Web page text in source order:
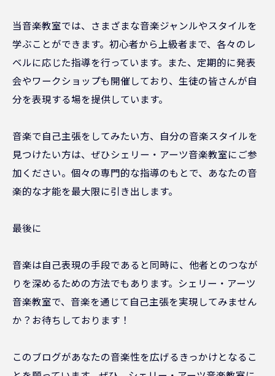
当音楽教室では、さまざまな音楽ジャンルやスタイルを
学ぶことができます。初心者から上級者まで、各々のレ
ベルに応じた指導を行っています。また、定期的に発表
会やワークショップも開催しており、生徒の皆さんが自
分を表現する場を提供しています。
音楽で自己主張をしてみたい方、自分の音楽スタイルを
見つけたい方は、ぜひシェリー・アーツ音楽教室にご参
加ください。個々の専門的な指導のもとで、あなたの音
楽的な才能を最大限に引き出します。
最後に
音楽は自己表現の手段であると同時に、他者とのつなが
りを深めるための方法でもあります。シェリー・アーツ
音楽教室で、音楽を通じて自己主張を実現してみません
か？お待ちしております！
このブログがあなたの音楽性を広げるきっかけとなるこ